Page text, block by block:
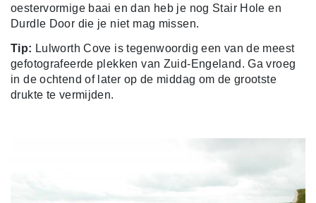
oestervormige baai en dan heb je nog Stair Hole en
Durdle Door die je niet mag missen.
Tip: Lulworth Cove is tegenwoordig een van de meest
gefotografeerde plekken van Zuid-Engeland. Ga vroeg
in de ochtend of later op de middag om de grootste
drukte te vermijden.